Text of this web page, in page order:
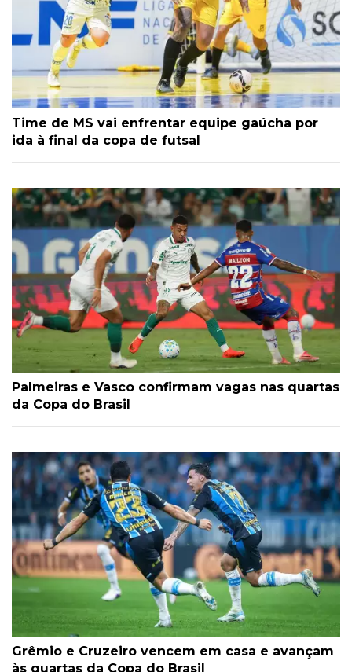
Time de MS vai enfrentar equipe gaúcha por
ida à final da copa de futsal
Palmeiras e Vasco confirmam vagas nas quartas
da Copa do Brasil
Grêmio e Cruzeiro vencem em casa e avançam
às quartas da Copa do Brasil